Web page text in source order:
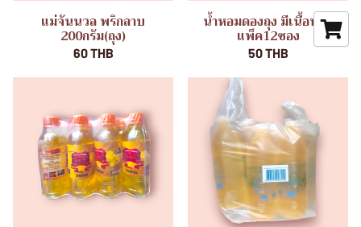
แม่จันนวล พริกลาบ
200กรัม(ถุง)
60 THB
น้ำหอมดองถุง มีเนื้อหอม
แพ็ค12ซอง
50 THB